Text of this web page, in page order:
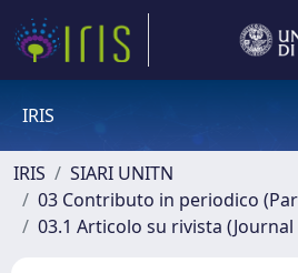
IRIS
IRIS
SIARI UNITN
03 Contributo in periodico
03.1 Articolo su rivista